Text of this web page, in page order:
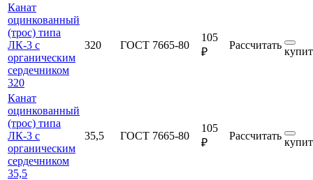
Канат
оцинкованный
(трос) типа
ЛК-3 с
органическим
сердечником
320
320 ГОСТ 7665-80
105
₽
Рассчитать
Канат
оцинкованный
(трос) типа
ЛК-3 с
органическим
сердечником
35,5
35,5 ГОСТ 7665-80
105
₽
Рассчитать